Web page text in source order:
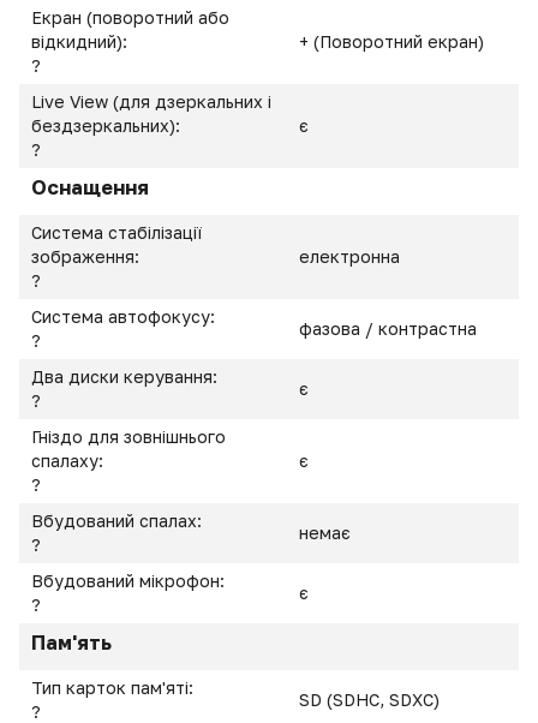
Екран (поворотний або
відкидний):
?
+ (Поворотний екран)
Live View (для дзеркальних і
бездзеркальних):
?
є
Оснащення
Система стабілізації
зображення:
?
електронна
Система автофокусу:
?
фазова / контрастна
Два диски керування:
?
є
Гніздо для зовнішнього
спалаху:
?
є
Вбудований спалах:
?
немає
Вбудований мікрофон:
?
є
Пам'ять
Тип карток пам'яті:
?
SD (SDHC, SDXC)